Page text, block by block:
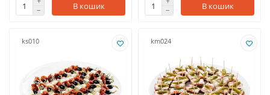
В кошик В кошик
ks010 km024